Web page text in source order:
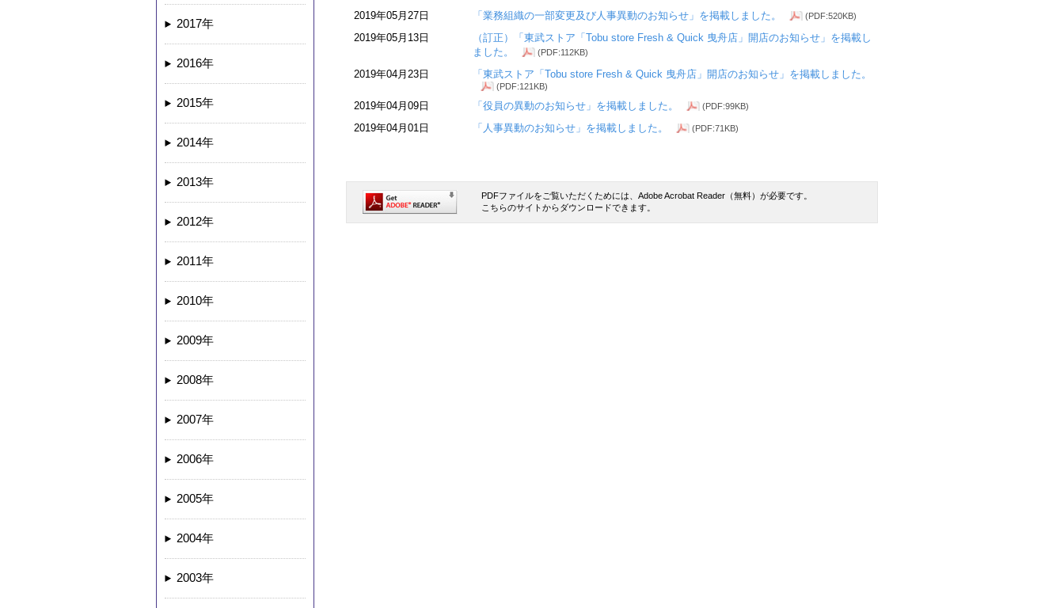
2017年
2016年
2015年
2014年
2013年
2012年
2011年
2010年
2009年
2008年
2007年
2006年
2005年
2004年
2003年
2019年05月27日 「業務組織の一部変更及び人事異動のお知らせ」を掲載しました。 (PDF:520KB)
2019年05月13日
（訂正）「東武ストア「Tobu store Fresh & Quick 曳舟店」開店のお知らせ」を掲載し
ました。
(PDF:112KB)
2019年04月23日 「東武ストア「Tobu store Fresh & Quick 曳舟店」開店のお知らせ」を掲載しました。
(PDF:121KB)
2019年04月09日 「役員の異動のお知らせ」を掲載しました。 (PDF:99KB)
2019年04月01日 「人事異動のお知らせ」を掲載しました。 (PDF:71KB)
PDFファイルをご覧いただくためには、Adobe Acrobat Reader（無料）が必要です。
こちらのサイトからダウンロードできます。